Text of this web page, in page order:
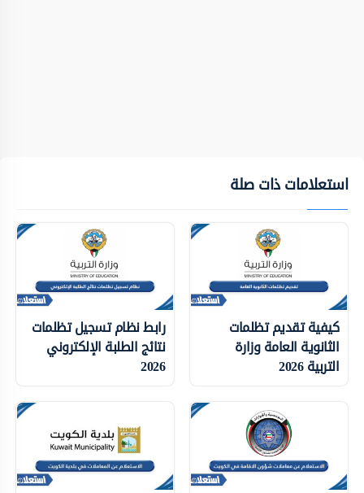
استعلامات ذات صلة
كيفية تقديم تظلمات
الثانوية العامة وزارة
التربية 2026
رابط نظام تسجيل تظلمات
نتائج الطلبة الإلكتروني
2026